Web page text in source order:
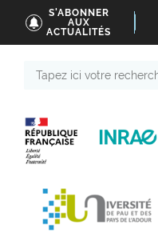
S'ABONNER
AUX
ACTUALITÉS